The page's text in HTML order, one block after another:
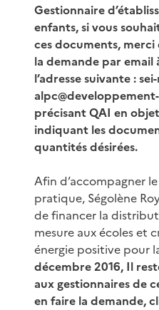
Gestionnaire
enfants, si vous
ces documents,
la demande par email
l’adresse suivante :
précisant QAI en
indiquant les
quantités désirées.
Afin d’accompagner
pratique, Ségolène
de financer la
mesure aux écoles et
énergie positive pour
décembre 2016, Il
aux gestionnaires de
en faire la demande,